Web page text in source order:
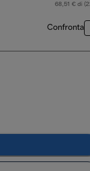
68,51 € di
Confronta